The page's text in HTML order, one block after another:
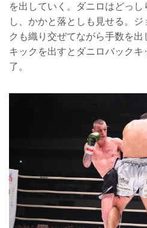
を出していく。ダニロはどっ
し、かかと落としも見せる。
クも織り交ぜてながら手数を
キックを出すとダニロバック
了。